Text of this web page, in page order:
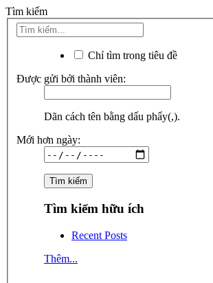
Tìm kiếm
Chỉ tìm trong tiêu đề
Được gửi bởi thành viên:
Dãn cách tên bằng dấu phẩy(,).
Mới hơn ngày:
Tìm kiếm hữu ích
Recent Posts
Thêm...